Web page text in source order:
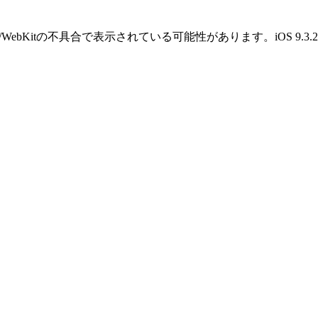
の不具合で表示されている可能性があります。iOS